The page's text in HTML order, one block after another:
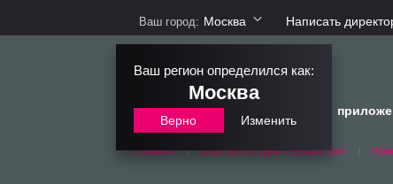
Ваш город: Москва
Ваш регион определился как:
Москва
Верно Изменить
Написать
сайты интернет-магазины
Главная / Блог веб-студии Первый Бит /